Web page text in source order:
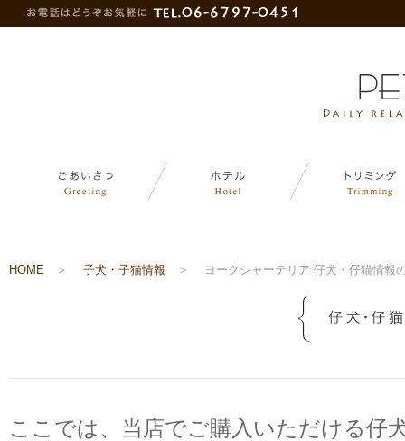
HOME ＞ 子犬・子猫情報 ＞ ヨークシャーテリア 仔犬・仔猫情報
ここでは、当店でご購入いただける仔